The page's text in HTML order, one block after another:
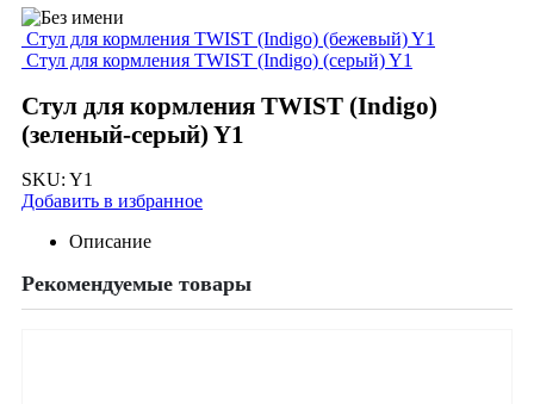
Стул для кормления TWIST (Indigo) (бежевый) Y1
Стул для кормления TWIST (Indigo) (серый) Y1
Стул для кормления TWIST (Indigo)
(зеленый-серый) Y1
SKU: Y1
Добавить в избранное
Описание
Рекомендуемые товары